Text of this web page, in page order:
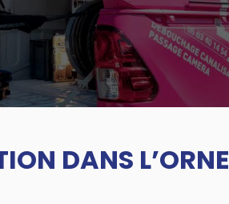
DANS L’ORNE